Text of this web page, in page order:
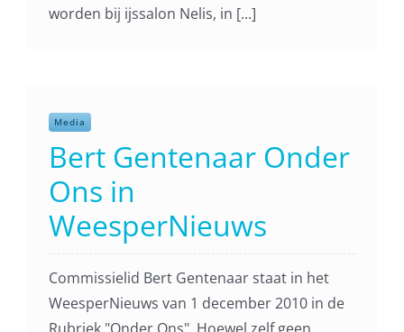
worden bij ijssalon Nelis, in [...]
Media
Bert Gentenaar Onder
Ons in
WeesperNieuws
Commissielid Bert Gentenaar staat in het
WeesperNieuws van 1 december 2010 in de